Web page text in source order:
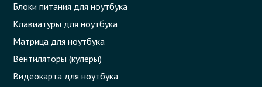
Блоки питания для ноутбука
Клавиатуры для ноутбука
Матрица для ноутбука
Вентиляторы (кулеры)
Видеокарта для ноутбука